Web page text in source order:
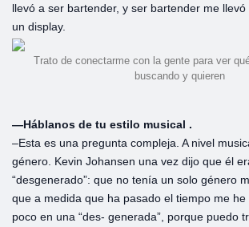
llevó a ser bartender, y ser bartender me
un display.
Trato de conectarme con la gente para ver
buscando y quieren
—Háblanos de tu estilo musical .
–Esta es una pregunta compleja. A nivel
género. Kevin Johansen una vez dijo que él
“desgenerado”: que no tenía un solo género
que a medida que ha pasado el tiempo me
poco en una “des- generada”, porque puedo